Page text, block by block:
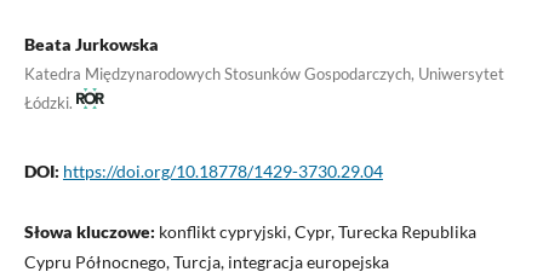
Beata Jurkowska
Katedra Międzynarodowych Stosunków Gospodarczych, Uniwersytet
Łódzki.
DOI: https://doi.org/10.18778/1429-3730.29.04
Słowa kluczowe: konflikt cypryjski, Cypr, Turecka Republika
Cypru Północnego, Turcja, integracja europejska